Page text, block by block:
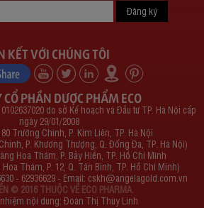
KẾT VỚI CHÚNG TÔI
CỔ PHẦN DƯỢC PHẨM ECO
do sở Kế hoạch và Đầu tư TP. Hà Nội cấp
ngày 29/01/2008
Trường Chinh, P. Kim Liên, TP. Hà Nội
P. Khương Thượng, Q. Đống Đa, TP. Hà Nội)
Hoa Thám, P. Bảy Hiền, TP. Hồ Chí Minh
Thám, P. 12, Q. Tân Bình, TP. Hồ Chí Minh)
- 62936629 - Email: cskh@angelagold.com.vn
© 2016 THUỘC VỀ ECO PHARMA.
nội dung: Đoàn Thị Thùy Linh